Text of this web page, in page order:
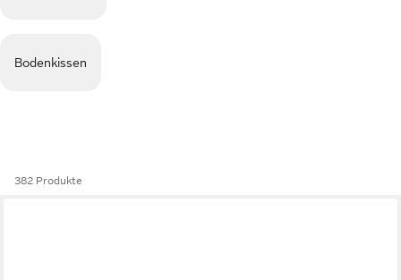
Bodenkissen
382 Produkte